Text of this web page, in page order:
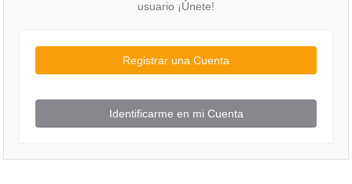
usuario ¡Únete!
Registrar una Cuenta
Identificarme en mi Cuenta